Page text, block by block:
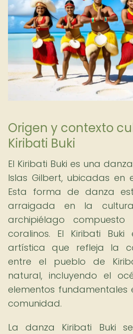
Origen y contexto
Kiribati Buki
El Kiribati Buki es una
Islas Gilbert, ubicadas en
Esta forma de danza
arraigada en la
archipiélago
coralinos. El Kiribati Buki
artística que refleja la
entre el pueblo de
natural, incluyendo el
elementos fundamentales
comunidad.
La danza Kiribati Buki